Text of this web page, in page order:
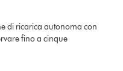
di ricarica autonoma con
fino a cinque